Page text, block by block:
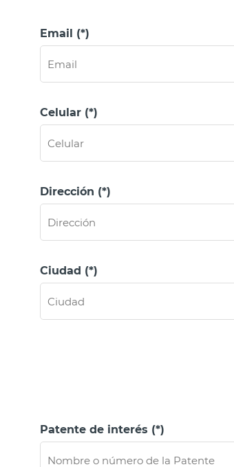
Email (*)
Celular (*)
Dirección (*)
Ciudad (*)
Patente de interés (*)